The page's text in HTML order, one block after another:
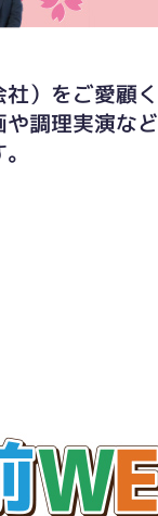
）をご愛顧
調理実演な